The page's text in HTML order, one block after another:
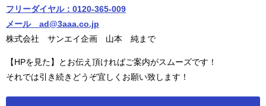
フリーダイヤル：0120-365-009
メール ad@3aaa.co.jp
株式会社 サンエイ企画 山本 純まで
【HPを見た】とお伝え頂ければご案内がスムーズです！
それでは引き続きどうぞ宜しくお願い致します！